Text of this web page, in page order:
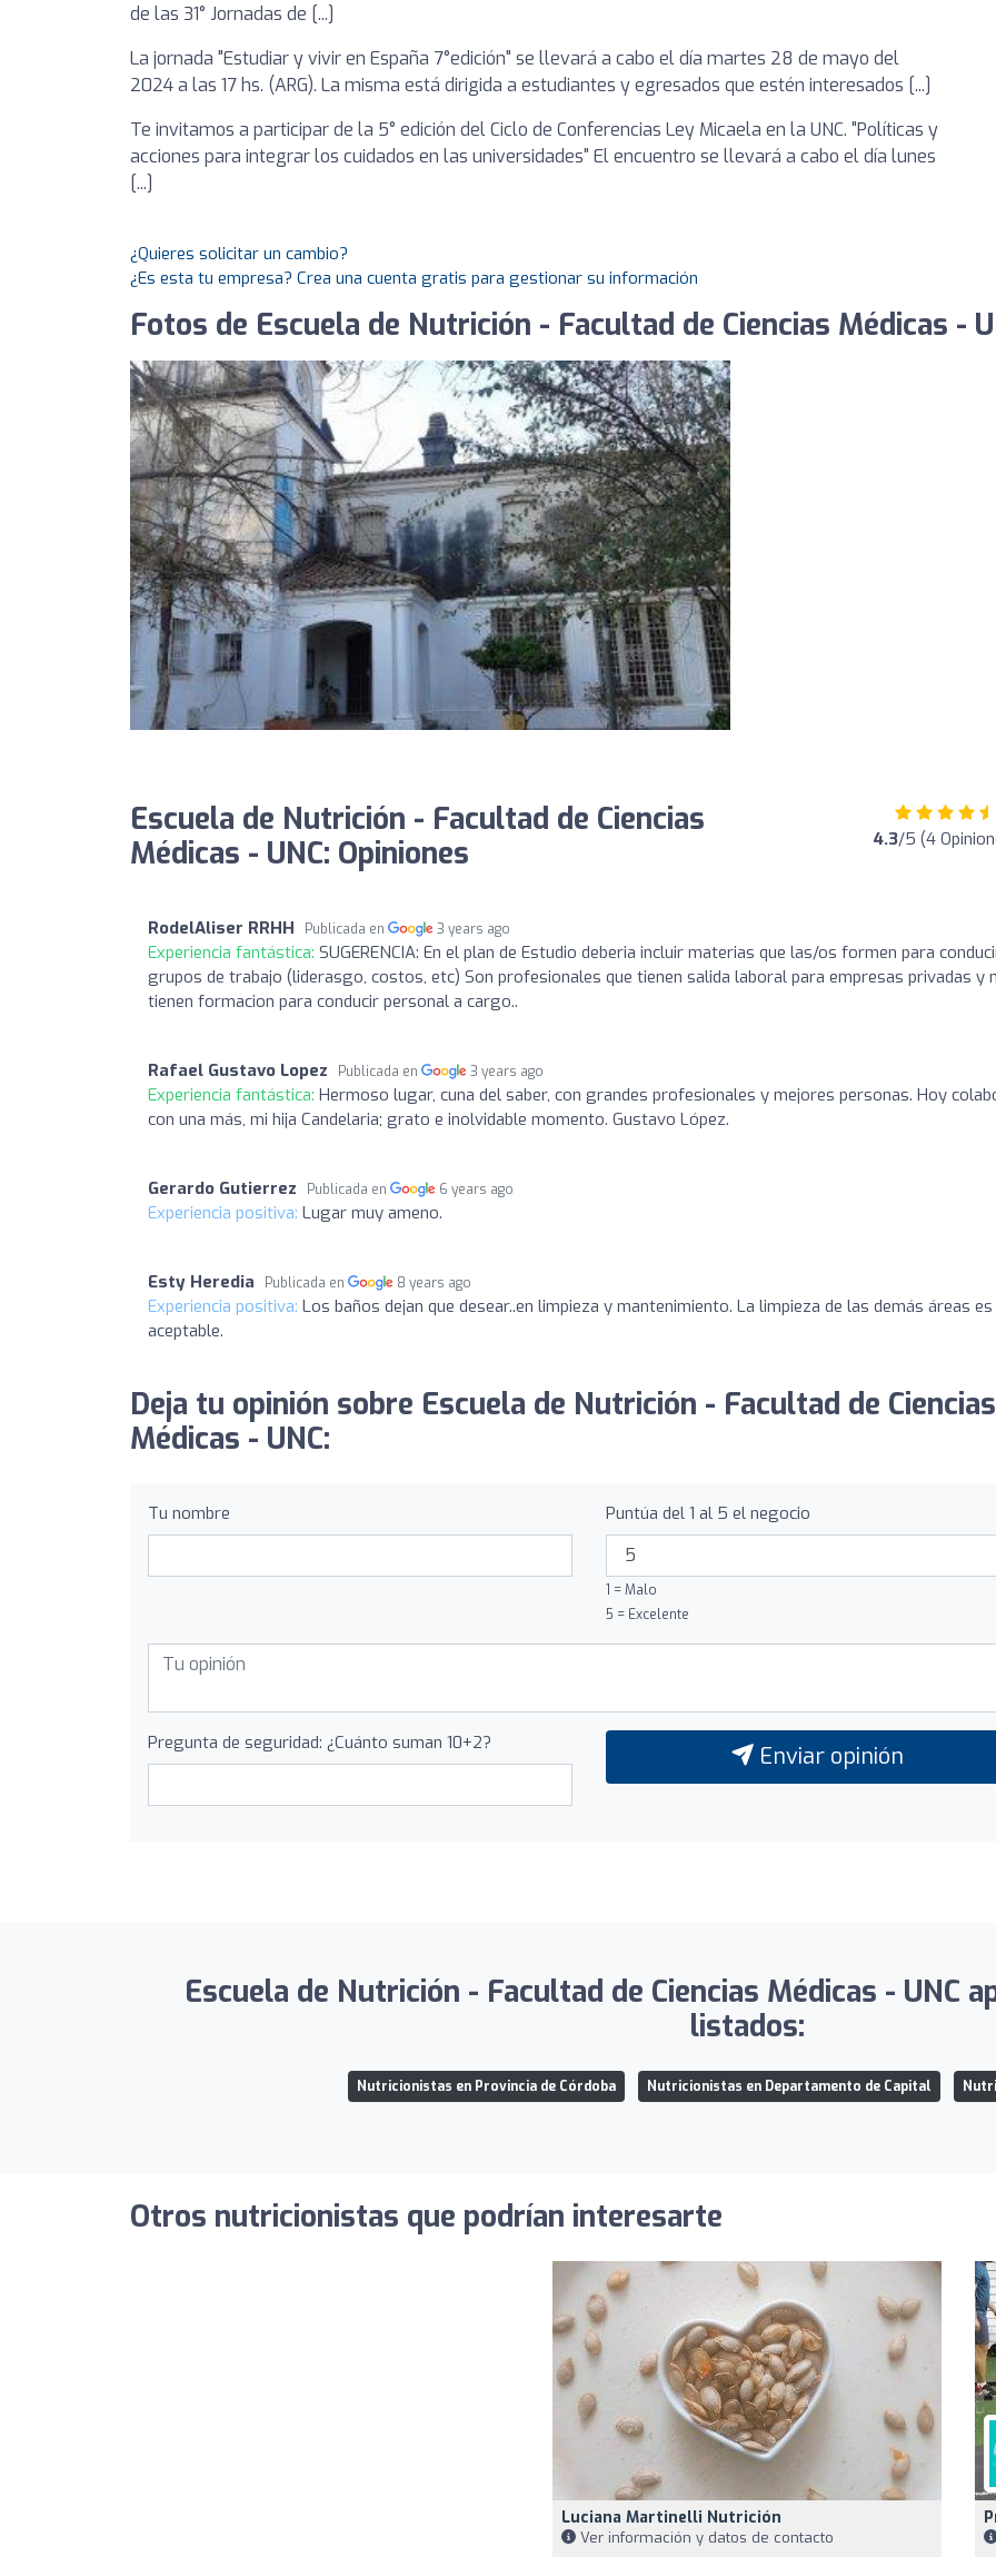
de las 31° Jornadas de [...]
La jornada "Estudiar y vivir en España 7°edición" se llevará a cabo el día martes 28 de mayo del
2024 a las 17 hs. (ARG). La misma está dirigida a estudiantes y egresados que estén interesados [...]
Te invitamos a participar de la 5° edición del Ciclo de Conferencias Ley Micaela en la UNC. "Políticas y
acciones para integrar los cuidados en las universidades" El encuentro se llevará a cabo el día lunes
[...]
¿Quieres solicitar un cambio?
¿Es esta tu empresa? Crea una cuenta gratis para gestionar su información
Fotos de Escuela de Nutrición - Facultad de Ciencias Médicas -
Escuela de Nutrición - Facultad de Ciencias
Médicas - UNC: Opiniones
4.3/5 (4
RodelAliser RRHH Publicada en 3 years ago
Experiencia fantástica: SUGERENCIA: En el plan de Estudio deberia incluir materias que las/os formen para
grupos de trabajo (liderasgo, costos, etc) Son profesionales que tienen salida laboral para empresas privadas y
tienen formacion para conducir personal a cargo..
Rafael Gustavo Lopez Publicada en 3 years ago
Experiencia fantástica: Hermoso lugar, cuna del saber, con grandes profesionales y mejores personas. Hoy
con una más, mi hija Candelaria; grato e inolvidable momento. Gustavo López.
Gerardo Gutierrez Publicada en 6 years ago
Experiencia positiva: Lugar muy ameno.
Esty Heredia Publicada en 8 years ago
Experiencia positiva: Los baños dejan que desear..en limpieza y mantenimiento. La limpieza de las demás áreas es
aceptable.
Deja tu opinión sobre Escuela de Nutrición - Facultad de Ciencias
Médicas - UNC:
Tu nombre Puntúa del 1 al 5 el negocio
1 = Malo
5 = Excelente
Pregunta de seguridad: ¿Cuánto suman 10+2? Enviar opinión
Escuela de Nutrición - Facultad de Ciencias Médicas - UNC
listados:
Nutricionistas en Provincia de Córdoba Nutricionistas en Departamento de Capital
Otros nutricionistas que podrían interesarte
Luciana Martinelli Nutrición
Ver información y datos de contacto